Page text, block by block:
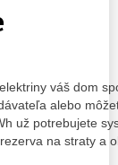
váš dom
alebo
už potrebujete
na straty a